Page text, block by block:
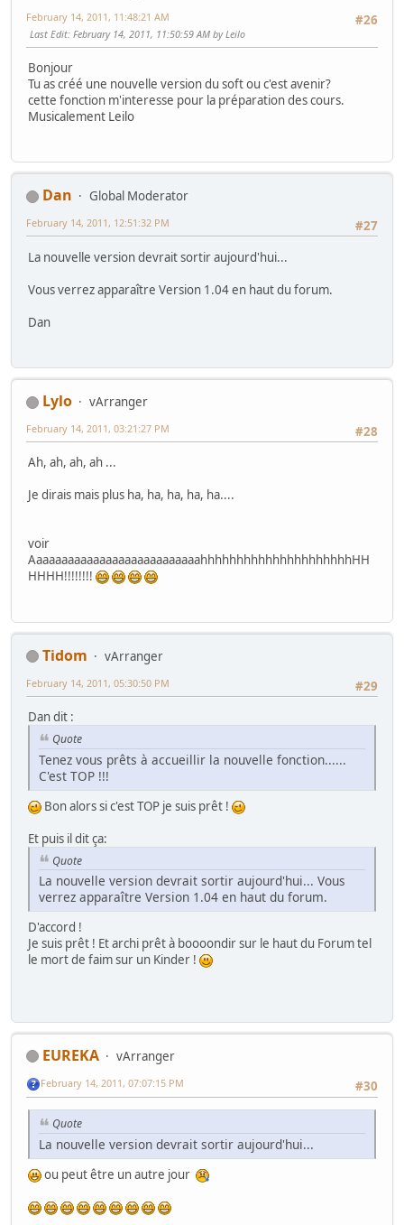
#26
February 14, 2011, 11:48:21 AM
Last Edit: February 14, 2011, 11:50:59 AM by Leilo
Bonjour
Tu as créé une nouvelle version du soft ou c'est avenir?
cette fonction m'interesse pour la préparation des cours.
Musicalement Leilo
Dan
Global Moderator
#27
February 14, 2011, 12:51:32 PM
La nouvelle version devrait sortir aujourd'hui...
Vous verrez apparaître Version 1.04 en haut du forum.
Dan
Lylo
vArranger
#28
February 14, 2011, 03:21:27 PM
Ah, ah, ah, ah ...
Je dirais mais plus ha, ha, ha, ha, ha....
voir
AaaaaaaaaaaaaaaaaaaaaaaaaaahhhhhhhhhhhhhhhhhhhhhHH
HHHH!!!!!!!!
Tidom
vArranger
#29
February 14, 2011, 05:30:50 PM
Dan dit :
Quote
Tenez vous prêts à accueillir la nouvelle fonction......
C'est TOP !!!
Bon alors si c'est TOP je suis prêt !
Et puis il dit ça:
Quote
La nouvelle version devrait sortir aujourd'hui... Vous
verrez apparaître Version 1.04 en haut du forum.
D'accord !
Je suis prêt ! Et archi prêt à boooondir sur le haut du Forum tel
le mort de faim sur un Kinder !
EUREKA
vArranger
#30
February 14, 2011, 07:07:15 PM
Quote
La nouvelle version devrait sortir aujourd'hui...
ou peut être un autre jour